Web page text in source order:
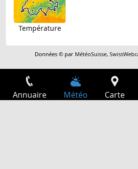
Température
Données © par MétéoSuisse,
Annuaire Météo Carte